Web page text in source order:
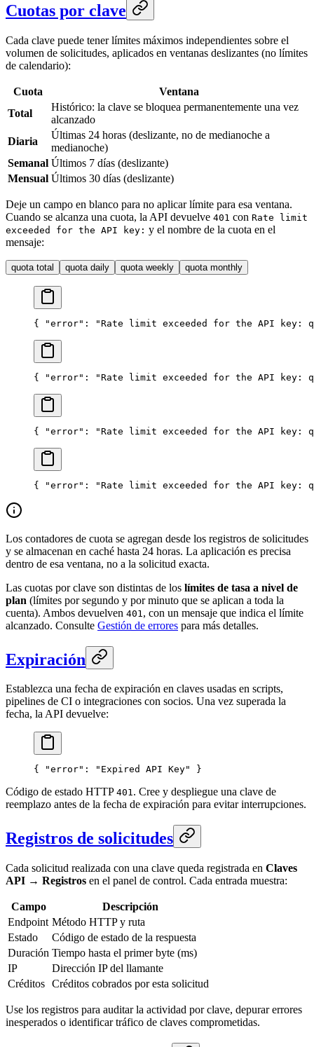
Cuotas por clave
Cada clave puede tener límites máximos independientes sobre el
volumen de solicitudes, aplicados en ventanas deslizantes (no límites
de calendario):
Cuota
Ventana
Total
Histórico: la clave se bloquea permanentemente una vez
alcanzado
Diaria
Últimas 24 horas (deslizante, no de medianoche a
medianoche)
Semanal Últimos 7 días (deslizante)
Mensual Últimos 30 días (deslizante)
Deje un campo en blanco para no aplicar límite para esa ventana.
Cuando se alcanza una cuota, la API devuelve 401 con Rate limit
exceeded for the API key: y el nombre de la cuota en el
mensaje:
quota total quota daily quota weekly quota monthly
{ "error" : "Rate limit exceeded for the API key:
{ "error" : "Rate limit exceeded for the API key:
{ "error" : "Rate limit exceeded for the API key:
{ "error" : "Rate limit exceeded for the API key:
Los contadores de cuota se agregan desde los registros de solicitudes
y se almacenan en caché hasta 24 horas. La aplicación es precisa
dentro de esa ventana, no a la solicitud exacta.
Las cuotas por clave son distintas de los límites de tasa a nivel de
plan (límites por segundo y por minuto que se aplican a toda la
cuenta). Ambos devuelven 401 , con un mensaje que indica el límite
alcanzado. Consulte Gestión de errores para más detalles.
Expiración
Establezca una fecha de expiración en claves usadas en scripts,
pipelines de CI o integraciones con socios. Una vez superada la
fecha, la API devuelve:
{ "error" : "Expired API Key" }
Código de estado HTTP 401. Cree y despliegue una clave de
reemplazo antes de la fecha de expiración para evitar interrupciones.
Registros de solicitudes
Cada solicitud realizada con una clave queda registrada en Claves
API → Registros en el panel de control. Cada entrada muestra:
Campo
Descripción
Endpoint Método HTTP y ruta
Estado
Código de estado de la respuesta
Duración Tiempo hasta el primer byte (ms)
IP
Dirección IP del llamante
Créditos Créditos cobrados por esta solicitud
Use los registros para auditar la actividad por clave, depurar errores
inesperados o identificar tráfico de claves comprometidas.